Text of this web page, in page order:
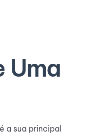
Uma
a sua principal